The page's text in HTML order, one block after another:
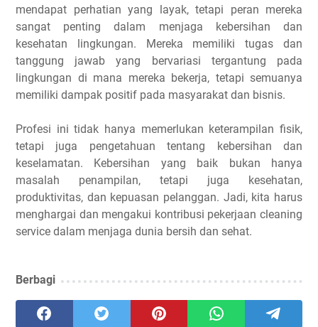
mendapat perhatian yang layak, tetapi peran mereka
sangat penting dalam menjaga kebersihan dan
kesehatan lingkungan. Mereka memiliki tugas dan
tanggung jawab yang bervariasi tergantung pada
lingkungan di mana mereka bekerja, tetapi semuanya
memiliki dampak positif pada masyarakat dan bisnis.
Profesi ini tidak hanya memerlukan keterampilan fisik,
tetapi juga pengetahuan tentang kebersihan dan
keselamatan. Kebersihan yang baik bukan hanya
masalah penampilan, tetapi juga kesehatan,
produktivitas, dan kepuasan pelanggan. Jadi, kita harus
menghargai dan mengakui kontribusi pekerjaan cleaning
service dalam menjaga dunia bersih dan sehat.
Berbagi